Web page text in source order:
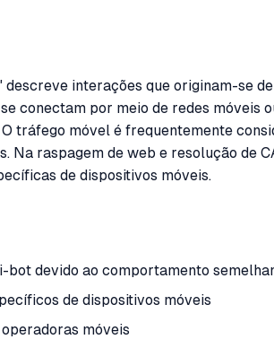
interações que originam-se
conectam por meio de redes
tráfego móvel é frequentemente
Na raspagem de web e resolução
de dispositivos móveis.
devido ao comportamento
de dispositivos móveis
móveis